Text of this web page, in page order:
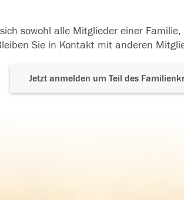
sowohl alle Mitglieder einer
Sie in Kontakt mit anderen
Jetzt anmelden um Teil des